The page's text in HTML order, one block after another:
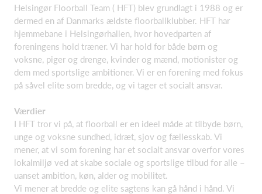
Helsingør Floorball Team ( HFT) blev grundlagt i 1988 og er
dermed en af Danmarks ældste floorballklubber. HFT har
hjemmebane i Helsingørhallen, hvor hovedparten af
foreningens hold træner. Vi har hold for både børn og
voksne, piger og drenge, kvinder og mænd, motionister og
dem med sportslige ambitioner. Vi er en forening med fokus
på såvel elite som bredde, og vi tager et socialt ansvar.
Værdier
I HFT tror vi på, at floorball er en ideel måde at tilbyde børn,
unge og voksne sundhed, idræt, sjov og fællesskab. Vi
mener, at vi som forening har et socialt ansvar overfor vores
lokalmiljø ved at skabe sociale og sportslige tilbud for alle –
uanset ambition, køn, alder og mobilitet.
Vi mener at bredde og elite sagtens kan gå hånd i hånd. Vi